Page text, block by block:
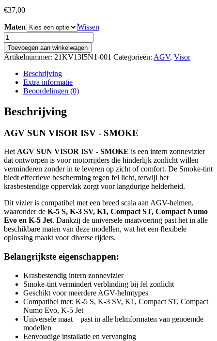
€37,00
Maten
Wissen
AGV
SUN
VISOR
ISV
SMOKE
aantal
Toevoegen aan winkelwagen
Artikelnummer: 21KV13I5N1-001 Categorieën: AGV, Visor
Beschrijving
Extra informatie
Beoordelingen (0)
Beschrijving
AGV SUN VISOR ISV - SMOKE
Het AGV SUN VISOR ISV - SMOKE is een intern zonnevizier
dat ontworpen is voor motorrijders die hinderlijk zonlicht willen
verminderen zonder in te leveren op zicht of comfort. De Smoke-tint
biedt effectieve bescherming tegen fel licht, terwijl het
krasbestendige oppervlak zorgt voor langdurige helderheid.
Dit vizier is compatibel met een breed scala aan AGV-helmen,
waaronder de K-5 S, K-3 SV, K1, Compact ST, Compact Numo
Evo en K-5 Jet. Dankzij de universele maatvoering past het in alle
beschikbare maten van deze modellen, wat het een flexibele
oplossing maakt voor diverse rijders.
Belangrijkste eigenschappen:
Krasbestendig intern zonnevizier
Smoke-tint vermindert verblinding bij fel zonlicht
Geschikt voor meerdere AGV-helmtypes
Compatibel met: K-5 S, K-3 SV, K1, Compact ST, Compact
Numo Evo, K-5 Jet
Universele maat – past in alle helmformaten van genoemde
modellen
Eenvoudige installatie en vervanging